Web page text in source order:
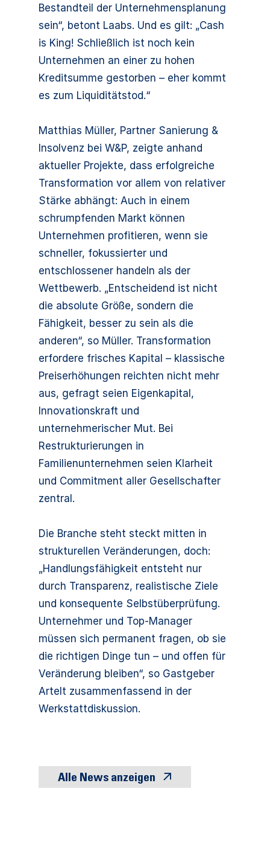
Bestandteil der Unternehmensplanung
sein“, betont Laabs. Und es gilt: „Cash
is King! Schließlich ist noch kein
Unternehmen an einer zu hohen
Kreditsumme gestorben – eher kommt
es zum Liquiditätstod.“
Matthias Müller, Partner Sanierung &
Insolvenz bei W&P, zeigte anhand
aktueller Projekte, dass erfolgreiche
Transformation vor allem von relativer
Stärke abhängt: Auch in einem
schrumpfenden Markt können
Unternehmen profitieren, wenn sie
schneller, fokussierter und
entschlossener handeln als der
Wettbewerb. „Entscheidend ist nicht
die absolute Größe, sondern die
Fähigkeit, besser zu sein als die
anderen“, so Müller. Transformation
erfordere frisches Kapital – klassische
Preiserhöhungen reichten nicht mehr
aus, gefragt seien Eigenkapital,
Innovationskraft und
unternehmerischer Mut. Bei
Restrukturierungen in
Familienunternehmen seien Klarheit
und Commitment aller Gesellschafter
zentral.
Die Branche steht steckt mitten in
strukturellen Veränderungen, doch:
„Handlungsfähigkeit entsteht nur
durch Transparenz, realistische Ziele
und konsequente Selbstüberprüfung.
Unternehmer und Top-Manager
müssen sich permanent fragen, ob sie
die richtigen Dinge tun – und offen für
Veränderung bleiben“, so Gastgeber
Artelt zusammenfassend in der
Werkstattdiskussion.
Alle News anzeigen